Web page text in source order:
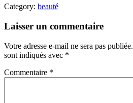
Category: beauté
Laisser un commentaire
Votre adresse e-mail ne sera pas publiée.
sont indiqués avec *
Commentaire *